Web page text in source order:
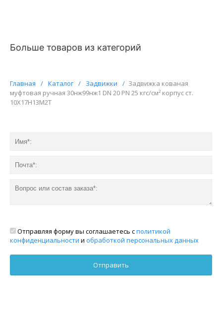
Больше товаров из категорий
Главная / Каталог / Задвижки / Задвижка кованая
муфтовая ручная 30нж99нж1 DN 20 PN 25 кгс/см² корпус ст.
10Х17Н13М2Т
Отправляя форму вы соглашаетесь сполитикой
конфиденциальности и обработкой персональных данных